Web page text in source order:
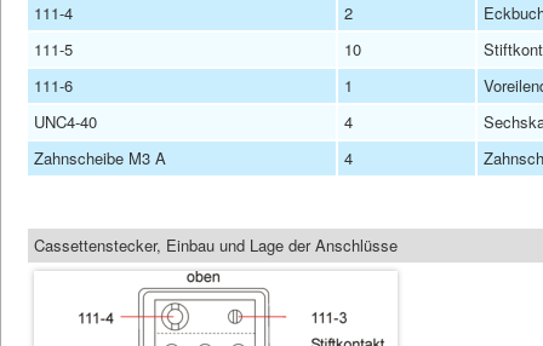
111-4
2
111-5
10
111-6
1
UNC4-40
4
Zahnscheibe M3 A
4
Cassettenstecker, Einbau und Lage der Anschlüsse